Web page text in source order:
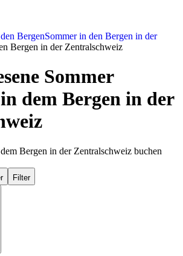
BergenSommer in den Bergen in der
Bergen in der Zentralschweiz
Sommer
dem Bergen in der
Bergen in der Zentralschweiz buchen
Filter